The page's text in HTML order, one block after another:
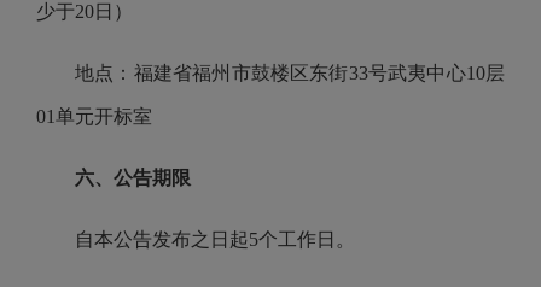
少于20日）
地点：福建省福州市鼓楼区东街33号武夷中心10层
01单元开标室
六、公告期限
自本公告发布之日起5个工作日。